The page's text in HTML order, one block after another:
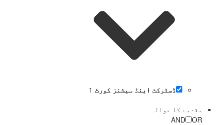
ڈسٹرکٹ اینڈ سیشنز کورٹ 1
مقدمے کا حوالہ
AND
OR